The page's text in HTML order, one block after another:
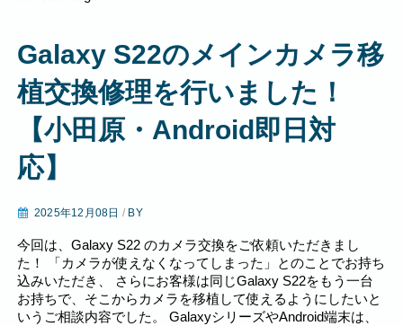
Galaxy S22のメインカメラ移
植交換修理を行いました！
【小田原・Android即日対
応】
2025年12月08日 / BY
今回は、Galaxy S22 のカメラ交換をご依頼いただきまし
た！ 「カメラが使えなくなってしまった」とのことでお持ち
込みいただき、 さらにお客様は同じGalaxy S22をもう一台
お持ちで、そこからカメラを移植して使えるようにしたいと
いうご相談内容でした。 GalaxyシリーズやAndroid端末は、